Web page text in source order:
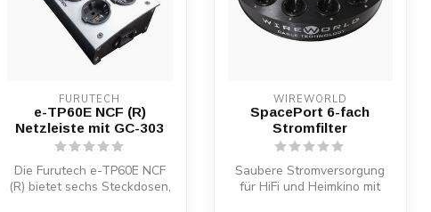
FURUTECH
e-TP60E NCF (R)
Netzleiste mit GC-303
Die Furutech e-TP60E NCF
(R) bietet sechs Steckdosen,
WIREWORLD
SpacePort 6-fach
Stromfilter
Saubere Stromversorgung
für HiFi und Heimkino mit